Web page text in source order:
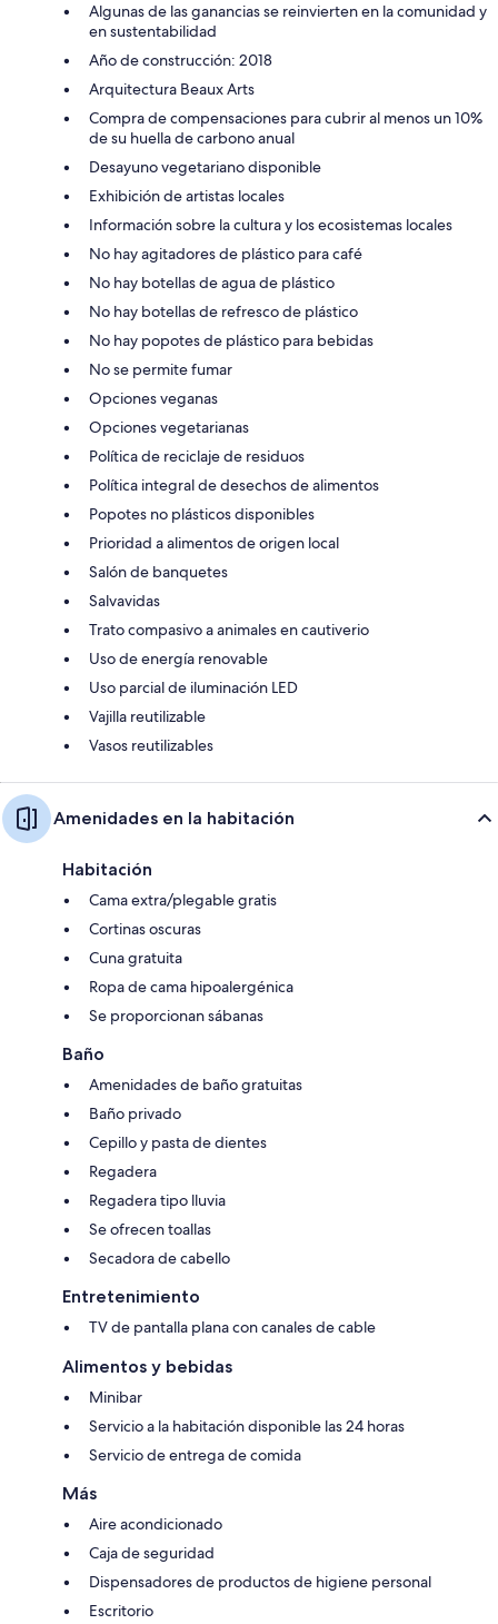
Algunas de las ganancias se reinvierten en la comunidad y
en sustentabilidad
Año de construcción: 2018
Arquitectura Beaux Arts
Compra de compensaciones para cubrir al menos un 10%
de su huella de carbono anual
Desayuno vegetariano disponible
Exhibición de artistas locales
Información sobre la cultura y los ecosistemas locales
No hay agitadores de plástico para café
No hay botellas de agua de plástico
No hay botellas de refresco de plástico
No hay popotes de plástico para bebidas
No se permite fumar
Opciones veganas
Opciones vegetarianas
Política de reciclaje de residuos
Política integral de desechos de alimentos
Popotes no plásticos disponibles
Prioridad a alimentos de origen local
Salón de banquetes
Salvavidas
Trato compasivo a animales en cautiverio
Uso de energía renovable
Uso parcial de iluminación LED
Vajilla reutilizable
Vasos reutilizables
Amenidades en la habitación
Habitación
Cama extra/plegable gratis
Cortinas oscuras
Cuna gratuita
Ropa de cama hipoalergénica
Se proporcionan sábanas
Baño
Amenidades de baño gratuitas
Baño privado
Cepillo y pasta de dientes
Regadera
Regadera tipo lluvia
Se ofrecen toallas
Secadora de cabello
Entretenimiento
TV de pantalla plana con canales de cable
Alimentos y bebidas
Minibar
Servicio a la habitación disponible las 24 horas
Servicio de entrega de comida
Más
Aire acondicionado
Caja de seguridad
Dispensadores de productos de higiene personal
Escritorio